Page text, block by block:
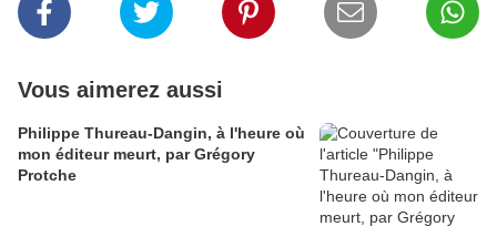
Vous aimerez aussi
Philippe Thureau-Dangin, à l'heure où
mon éditeur meurt, par Grégory
Protche